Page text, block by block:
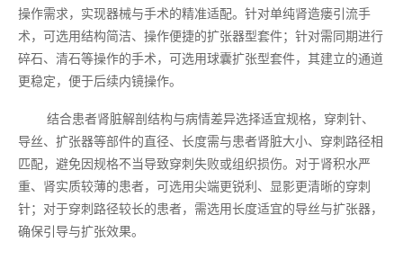
操作需求，实现器械与手术的精准适配。针对单纯肾造瘘引流手
术，可选用结构简洁、操作便捷的扩张器型套件；针对需同期进行
碎石、清石等操作的手术，可选用球囊扩张型套件，其建立的通道
更稳定，便于后续内镜操作。
结合患者肾脏解剖结构与病情差异选择适宜规格，穿刺针、
导丝、扩张器等部件的直径、长度需与患者肾脏大小、穿刺路径相
匹配，避免因规格不当导致穿刺失败或组织损伤。对于肾积水严
重、肾实质较薄的患者，可选用尖端更锐利、显影更清晰的穿刺
针；对于穿刺路径较长的患者，需选用长度适宜的导丝与扩张器，
确保引导与扩张效果。